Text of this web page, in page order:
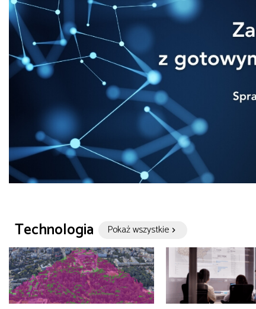
Technologia Pokaż wszystkie